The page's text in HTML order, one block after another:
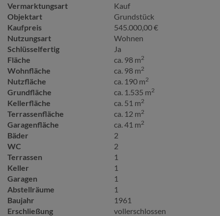
Vermarktungsart
Kauf
Objektart
Grundstück
Kaufpreis
545.000,00 €
Nutzungsart
Wohnen
Schlüsselfertig
Ja
Fläche
ca. 98 m2
Wohnfläche ca. 98 m2
Nutzfläche ca. 190 m2
Grundfläche ca. 1.535 m2
Kellerfläche ca. 51 m2
Terrassenfläche ca. 12 m2
Garagenfläche ca. 41 m2
Bäder
2
WC
2
Terrassen
1
Keller
1
Garagen
1
Abstellräume
1
Baujahr
1961
Erschließung
vollerschlossen